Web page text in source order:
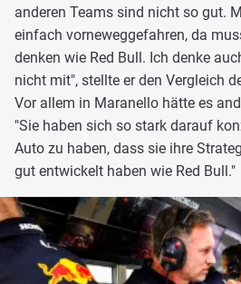
anderen Teams sind nicht so gut.
einfach vorneweggefahren, da
denken wie Red Bull. Ich denke
nicht mit", stellte er den Vergleich
Vor allem in Maranello hätte es
"Sie haben sich so stark darauf
Auto zu haben, dass sie ihre
gut entwickelt haben wie Red Bull."